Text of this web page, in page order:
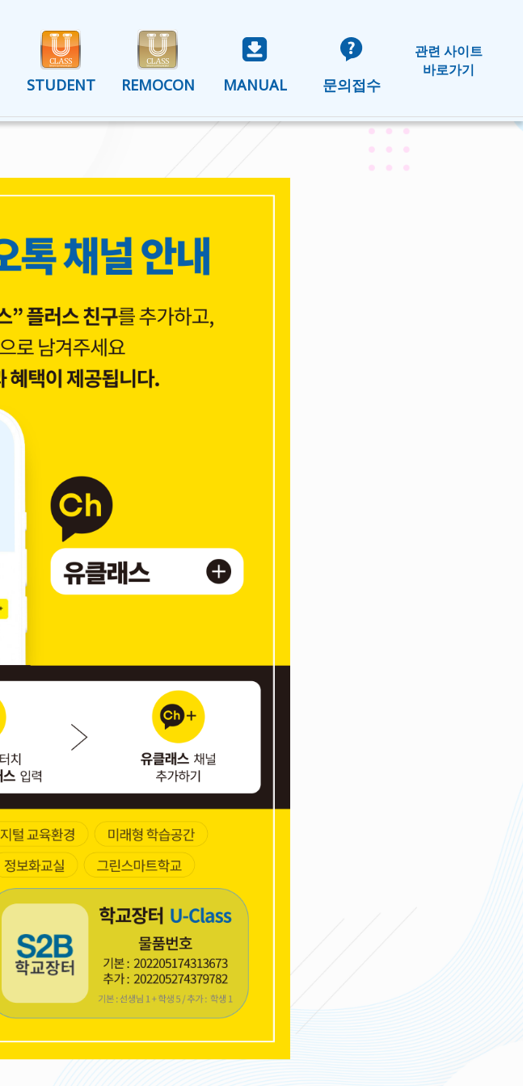
STUDENT REMOCON MANUAL 문의접수
관련 사이트
바로가기